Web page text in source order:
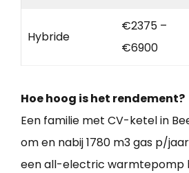
Hybride
€2375 –
€6900
Hoe hoog is het rendement?
Een familie met CV-ketel in
om en nabij 1780 m3 gas p/
een all-electric warmtepomp